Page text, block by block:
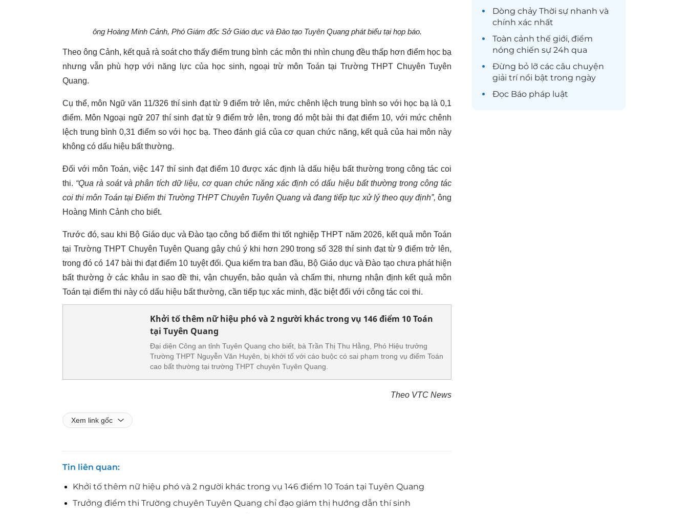
ông Hoàng Minh Cảnh, Phó Giám đốc Sở Giáo dục và Đào tạo Tuyên Quang phát biểu tại họp báo.
Theo ông Cảnh, kết quả rà soát cho thấy điểm trung bình các môn thi nhìn chung đều thấp hơn điểm học bạ
nhưng vẫn phù hợp với năng lực của học sinh, ngoại trừ môn Toán tại Trường THPT Chuyên Tuyên
Quang.
Cụ thể, môn Ngữ văn 11/326 thí sinh đạt từ 9 điểm trở lên, mức chênh lệch trung bình so với học bạ là 0,1
điểm. Môn Ngoại ngữ 207 thí sinh đạt từ 9 điểm trở lên, trong đó một bài thi đạt điểm 10, với mức chênh
lệch trung bình 0,31 điểm so với học bạ. Theo đánh giá của cơ quan chức năng, kết quả của hai môn này
không có dấu hiệu bất thường.
Đối với môn Toán, việc 147 thí sinh đạt điểm 10 được xác định là dấu hiệu bất thường trong công tác coi
thi. “Qua rà soát và phân tích dữ liệu, cơ quan chức năng xác định có dấu hiệu bất thường trong công tác
coi thi môn Toán tại Điểm thi Trường THPT Chuyên Tuyên Quang và đang tiếp tục xử lý theo quy định”, ông
Hoàng Minh Cảnh cho biết.
Trước đó, sau khi Bộ Giáo dục và Đào tạo công bố điểm thi tốt nghiệp THPT năm 2026, kết quả môn Toán
tại Trường THPT Chuyên Tuyên Quang gây chú ý khi hơn 290 trong số 328 thí sinh đạt từ 9 điểm trở lên,
trong đó có 147 bài thi đạt điểm 10 tuyệt đối. Qua kiểm tra ban đầu, Bộ Giáo dục và Đào tạo chưa phát hiện
bất thường ở các khâu in sao đề thi, vận chuyển, bảo quản và chấm thi, nhưng nhận định kết quả môn
Toán tại điểm thi này có dấu hiệu bất thường, cần tiếp tục xác minh, đặc biệt đối với công tác coi thi.
Khởi tố thêm nữ hiệu phó và 2 người khác trong vụ 146 điểm 10 Toán
tại Tuyên Quang
Đại diện Công an tỉnh Tuyên Quang cho biết, bà Trần Thị Thu Hằng, Phó Hiệu trưởng
Trường THPT Nguyễn Văn Huyên, bị khởi tố với cáo buộc có sai phạm trong vụ điểm Toán
cao bất thường tại trường THPT chuyên Tuyên Quang.
Theo VTC News
Xem link gốc
Tin liên quan
Khởi tố thêm nữ hiệu phó và 2 người khác trong vụ 146 điểm 10 Toán tại Tuyên Quang
Trưởng điểm thi Trường chuyên Tuyên Quang chỉ đạo giám thị hướng dẫn thí sinh
Dòng chảy Thời sự nhanh và
chính xác nhất
Toàn cảnh thế giới, điểm
nóng chiến sự 24h qua
Đừng bỏ lỡ các câu chuyện
giải trínổi bật trong ngày
Đọc Báo pháp luật